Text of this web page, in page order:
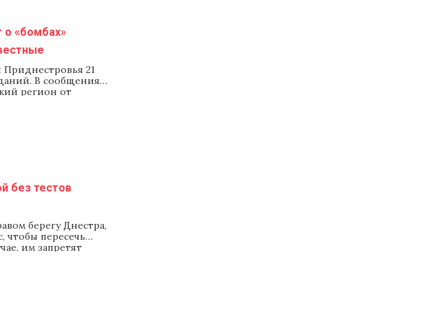
«бомбах»
21
В сообщениях
регион от
терпеть
без тестов
берегу Днестра,
чтобы пересечь
им запретят
реинтеграции
Оперштаб